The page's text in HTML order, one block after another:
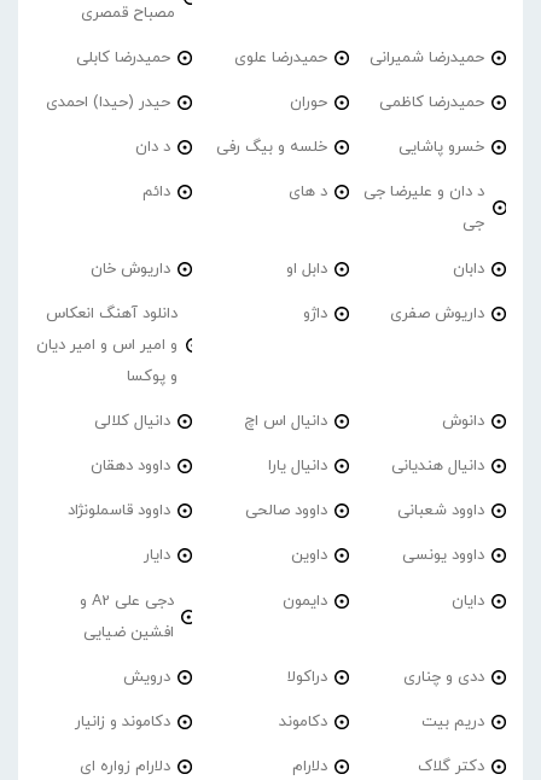
مصباح قمصری
حمیدرضا شمیرانی حمیدرضا علوی حمیدرضا کابلی
حمیدرضا کاظمی حوران حیدر (حیدا) احمدی
خسرو پاشایی خلسه و بیگ رفی د دان
د دان و علیرضا جی
جی
د های دائم
دابان دابل او داریوش خان
داریوش صفری داژو
دانلود آهنگ انعکاس
و امیر اس و امیر دیان
و پوکسا
دانوش دانیال اس اچ دانیال کلالی
دانیال هندیانی دانیال یارا داوود دهقان
داوود شعبانی داوود صالحی داوود قاسملونژاد
داوود یونسی داوین دایار
دایان دایمون
دجی علی A2 و
افشین ضیایی
ددی و چناری دراکولا درویش
دریم بیت دکاموند دکاموند و زانیار
دکتر گلاک دلارام دلارام زواره ای